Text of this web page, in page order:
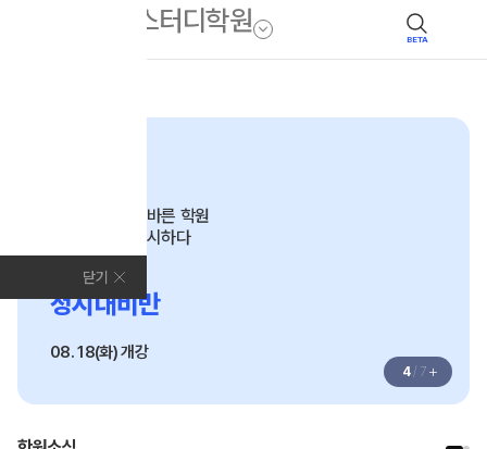
BETA
닫기
성적이 오르는 바른 학원
새로운 길을 제시하다
2027
정시대비반
08. 18(화) 개강
4/ 7 +